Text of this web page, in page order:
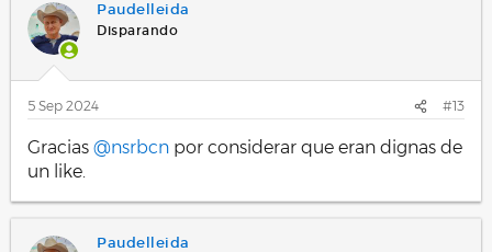
c
i
o
e
s
:
Paudelleida
Disparando
5 Sep 2024 #13
Gracias @nsrbcn por considerar que eran dignas de
un like.
Paudelleida